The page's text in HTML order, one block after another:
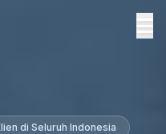
di Seluruh Indonesia